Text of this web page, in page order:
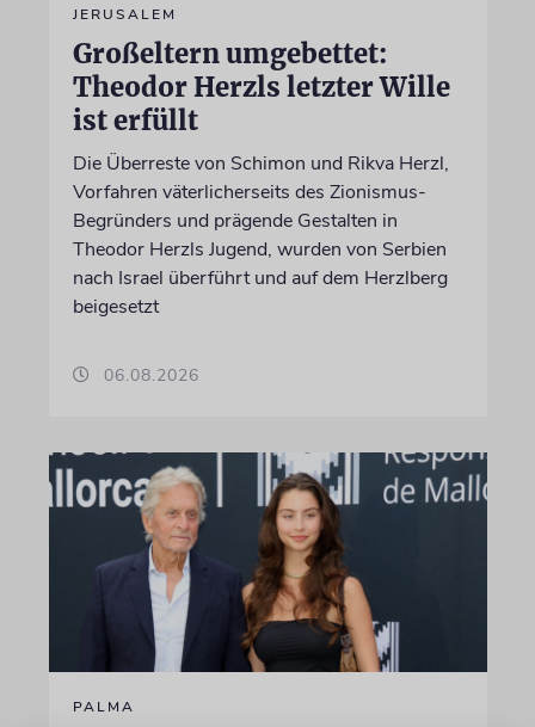
JERUSALEM
Großeltern umgebettet:
Theodor Herzls letzter Wille
ist erfüllt
Die Überreste von Schimon und Rikva Herzl,
Vorfahren väterlicherseits des Zionismus-
Begründers und prägende Gestalten in
Theodor Herzls Jugend, wurden von Serbien
nach Israel überführt und auf dem Herzlberg
beigesetzt
06.08.2026
PALMA